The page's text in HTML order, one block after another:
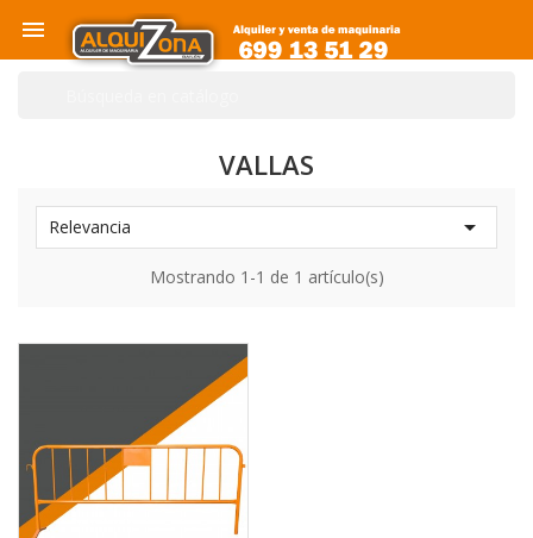

VALLAS
Relevancia 
Mostrando 1-1 de 1 artículo(s)